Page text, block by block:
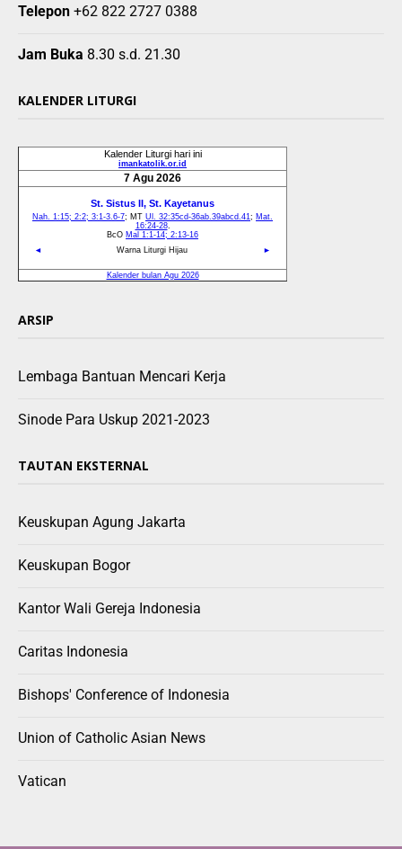
Telepon +62 822 2727 0388
Jam Buka 8.30 s.d. 21.30
KALENDER LITURGI
ARSIP
Lembaga Bantuan Mencari Kerja
Sinode Para Uskup 2021-2023
TAUTAN EKSTERNAL
Keuskupan Agung Jakarta
Keuskupan Bogor
Kantor Wali Gereja Indonesia
Caritas Indonesia
Bishops' Conference of Indonesia
Union of Catholic Asian News
Vatican